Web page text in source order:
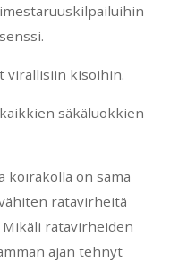
virallisiin kisoihin.
säkäluokkien
koirakolla on sama
ratavirheitä
ratavirheiden
ajan tehnyt